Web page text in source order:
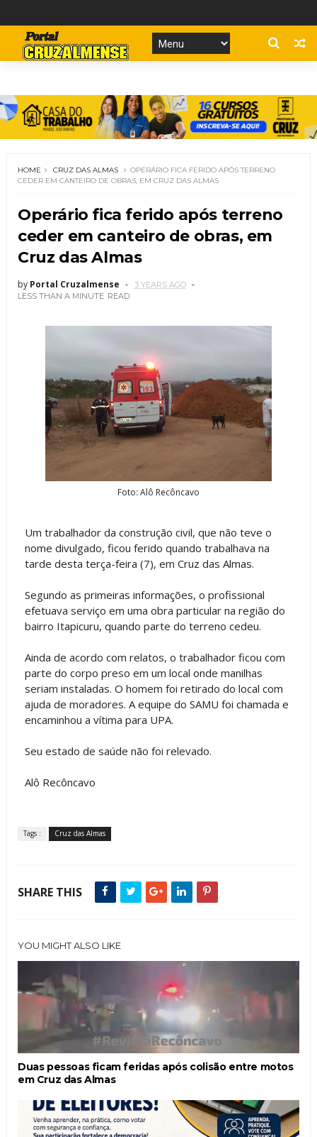
HOME CRUZ DAS ALMAS
OPERÁRIO FICA FERIDO APÓS TERRENO
CEDER EM CANTEIRO DE OBRAS, EM CRUZ DAS ALMAS
Operário fica ferido após terreno
ceder em canteiro de obras, em
Cruz das Almas
by Portal Cruzalmense
3 YEARS AGO
LESS THAN A MINUTE READ
Foto: Alô Recôncavo
Um trabalhador da construção civil, que não teve o
nome divulgado, ficou ferido quando trabalhava na
tarde desta terça-feira (7), em Cruz das Almas.
Segundo as primeiras informações, o profissional
efetuava serviço em uma obra particular na região do
bairro Itapicuru, quando parte do terreno cedeu.
Ainda de acordo com relatos, o trabalhador ficou com
parte do corpo preso em um local onde manilhas
seriam instaladas. O homem foi retirado do local com
ajuda de moradores. A equipe do SAMU foi chamada e
encaminhou a vítima para UPA.
Seu estado de saúde não foi relevado.
Alô Recôncavo
Tags : Cruz das Almas
SHARE THIS
YOU MIGHT ALSO LIKE
Duas pessoas ficam feridas após colisão entre motos
em Cruz das Almas